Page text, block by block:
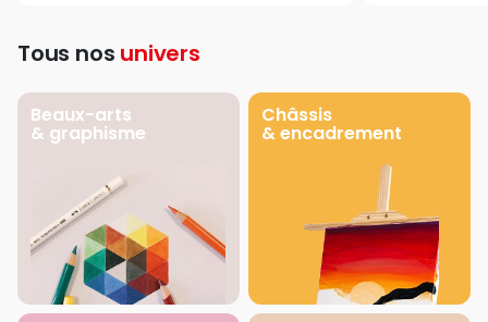
Tous nos univers
Beaux-arts
& graphisme
Châssis
& encadrement